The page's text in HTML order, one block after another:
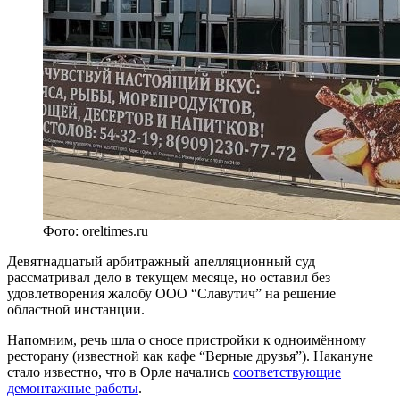
Фото: oreltimes.ru
Девятнадцатый арбитражный апелляционный суд
рассматривал дело в текущем месяце, но оставил без
удовлетворения жалобу ООО “Славутич” на решение
областной инстанции.
Напомним, речь шла о сносе пристройки к одноимённому
ресторану (известной как кафе “Верные друзья”). Накануне
стало известно, что в Орле начались соответствующие
демонтажные работы.